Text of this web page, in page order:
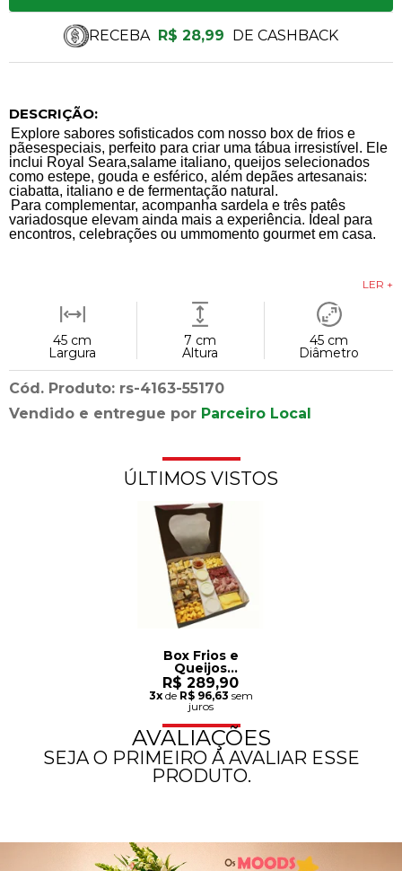
DESCRIÇÃO:
Explore sabores sofisticados com nosso box de frios e
pãesespeciais, perfeito para criar uma tábua irresistível. Ele
inclui Royal Seara,salame italiano, queijos selecionados
como estepe, gouda e esférico, além depães artesanais:
ciabatta, italiano e de fermentação natural.
Para complementar, acompanha sardela e três patês
variadosque elevam ainda mais a experiência. Ideal para
encontros, celebrações ou ummomento gourmet em casa.
LER +
45 cm
Largura
7 cm
Altura
45 cm
Diâmetro
Cód. Produto: rs-4163-55170
Vendido e entregue por Parceiro Local
RECEBA R$ 28,99 DE CASHBACK
ÚLTIMOS VISTOS
Box Frios e
Queijos
Gourmet
R$ 289,90
3xde R$ 96,63 sem
juros
AVALIAÇÕES
SEJA O PRIMEIRO A AVALIAR ESSE
PRODUTO.